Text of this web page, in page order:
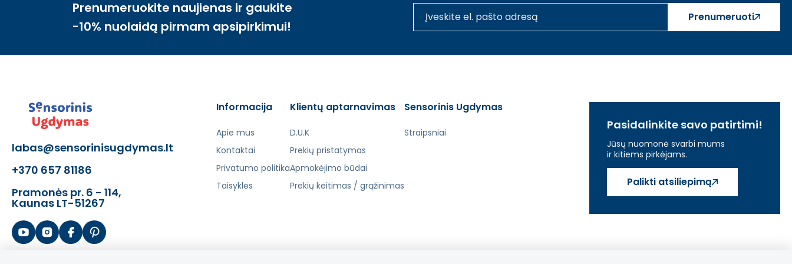
Prenumeruokite naujienas ir gaukite
-10% nuolaidą pirmam apsipirkimui!
Prenumeruoti
labas@sensorinisugdymas.lt
+370 657 81186
Pramonės pr. 6 - 114,
Kaunas LT-51267
Informacija
Apie mus
Kontaktai
Privatumo politika
Taisyklės
Klientų aptarnavimas
D.U.K
Prekių pristatymas
Apmokėjimo būdai
Prekių keitimas / grąžinimas
Sensorinis Ugdymas
Straipsniai
Pasidalinkite savo patirtimi!
Jūsų nuomonė svarbi mums
ir kitiems pirkėjams.
Palikti atsiliepimą